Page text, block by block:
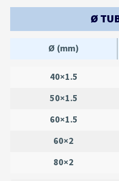
Ø
Ø (mm)
40×1.5
50×1.5
60×1.5
60×2
80×2